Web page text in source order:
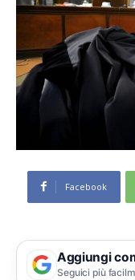
Facebook
Aggiungi
Seguici più